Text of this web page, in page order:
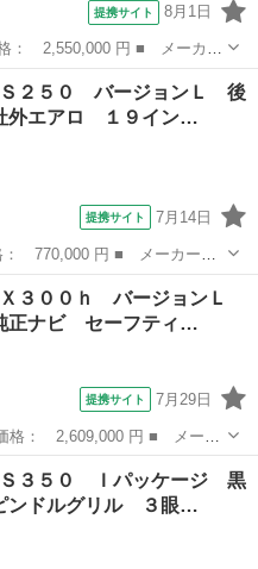
提携サイト 8月1日
レード名： ＬＳ６００
気量： 5000cc ■ ドア枚
Ｓ２５０ バージョンＬ 後
外エアロ １９イン…
提携サイト 7月14日
レード名： ＩＳ２５０
アロ １９インチアルミ 外
Ｘ３００ｈ バージョンＬ
ナビ セーフティ…
提携サイト 7月29日
グレード名： ＮＸ３００
ビ セーフティシステムプ
Ｓ３５０ Ｉパッケージ 黒
ンドルグリル ３眼…